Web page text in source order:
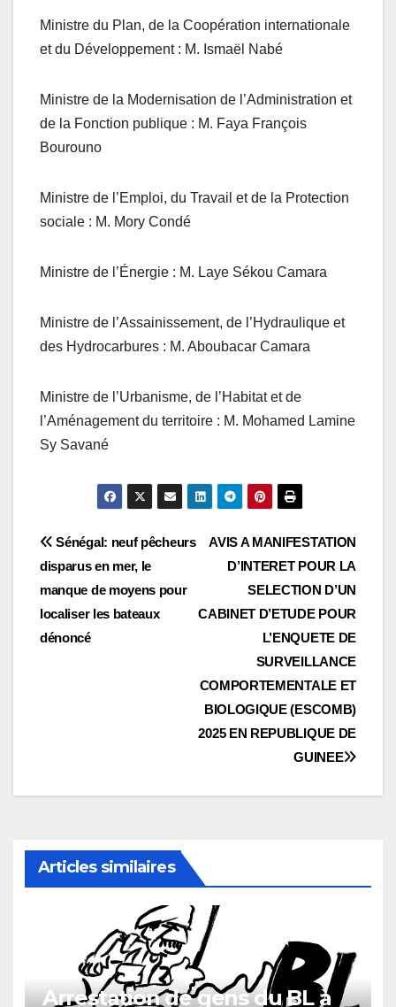
Ministre du Plan, de la Coopération internationale
et du Développement : M. Ismaël Nabé
Ministre de la Modernisation de l’Administration et
de la Fonction publique : M. Faya François
Bourouno
Ministre de l’Emploi, du Travail et de la Protection
sociale : M. Mory Condé
Ministre de l’Énergie : M. Laye Sékou Camara
Ministre de l’Assainissement, de l’Hydraulique et
des Hydrocarbures : M. Aboubacar Camara
Ministre de l’Urbanisme, de l’Habitat et de
l’Aménagement du territoire : M. Mohamed Lamine
Sy Savané
Navigation
de
l’article
AVIS A MANIFESTATION
D’INTERET POUR LA
SELECTION D’UN
CABINET D’ETUDE POUR
L’ENQUETE DE
SURVEILLANCE
COMPORTEMENTALE ET
BIOLOGIQUE (ESCOMB)
2025 EN REPUBLIQUE DE
GUINEE
Sénégal: neuf pêcheurs
disparus en mer, le
manque de moyens pour
localiser les bateaux
dénoncé
Articles similaires
Arrestation de gens du BL à